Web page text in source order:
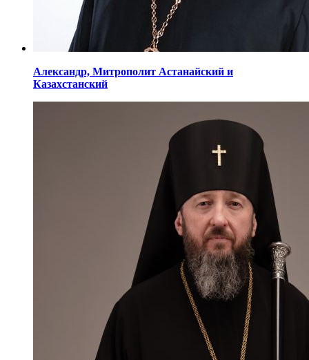
Александр, Митрополит Астанайский и
Казахстанский